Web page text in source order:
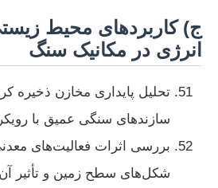
ج) کاربردهای محیط
انرژی در مکانیک سنگ
سازندهای سنگی عمیق با
بررسی اثرات فعالیت‌های
شکل‌های سطح زمین و تأثیر